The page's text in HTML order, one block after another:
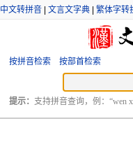
中文转拼音 文言文字典 繁体字转
按拼音检索 按部首检索
提示： 支持拼音查询，例：“wen